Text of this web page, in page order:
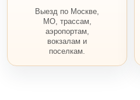
Выезд по Москве,
МО, трассам,
аэропортам,
вокзалам и
поселкам.